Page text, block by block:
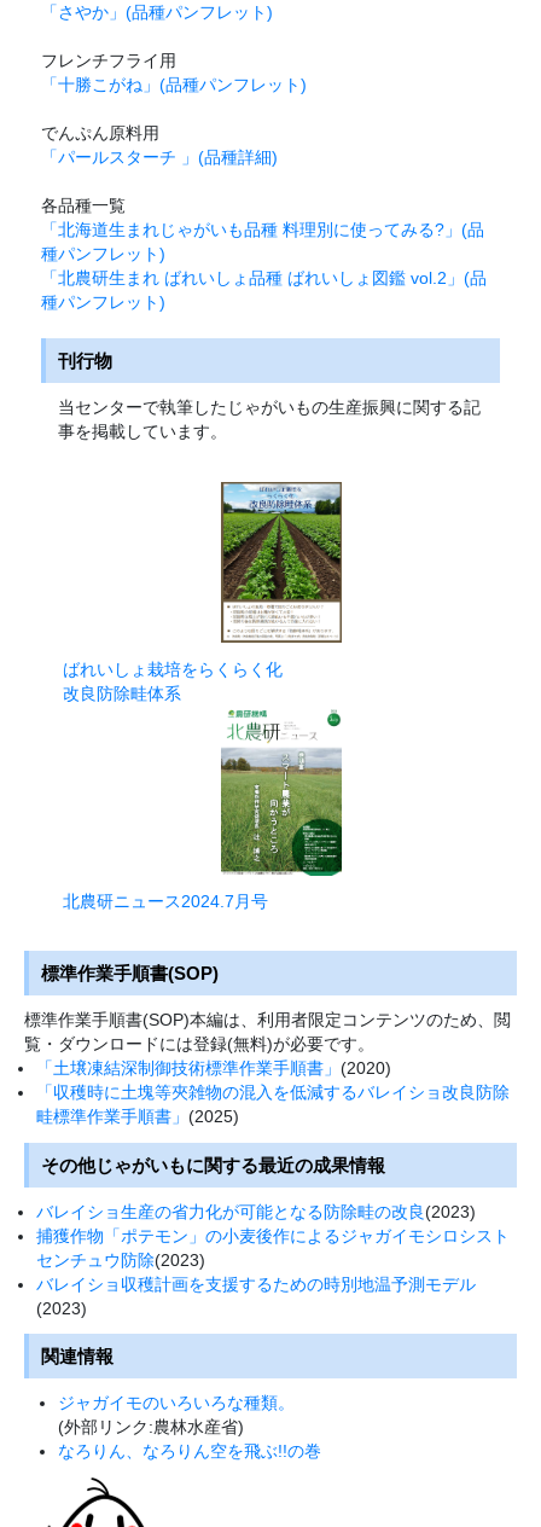
「さやか」(品種パンフレット)
フレンチフライ用
「十勝こがね」(品種パンフレット)
でんぷん原料用
「パールスターチ 」(品種詳細)
各品種一覧
「北海道生まれじゃがいも品種 料理別に使ってみる?」(品
種パンフレット)
「北農研生まれ ばれいしょ品種 ばれいしょ図鑑 vol.2」(品
種パンフレット)
刊行物
当センターで執筆したじゃがいもの生産振興に関する記
事を掲載しています。
ばれいしょ栽培をらくらく化
改良防除畦体系
北農研ニュース2024.7月号
標準作業手順書(SOP)
標準作業手順書(SOP)本編は、利用者限定コンテンツのため、閲
覧・ダウンロードには登録(無料)が必要です。
「土壌凍結深制御技術標準作業手順書」 (2020)
「収穫時に土塊等夾雑物の混入を低減するバレイショ改良防除
畦標準作業手順書」 (2025)
その他じゃがいもに関する最近の成果情報
バレイショ生産の省力化が可能となる防除畦の改良(2023)
捕獲作物「ポテモン」の小麦後作によるジャガイモシロシスト
センチュウ防除(2023)
バレイショ収穫計画を支援するための時別地温予測モデル
(2023)
関連情報
ジャガイモのいろいろな種類。
(外部リンク:農林水産省)
なろりん、なろりん空を飛ぶ!!の巻